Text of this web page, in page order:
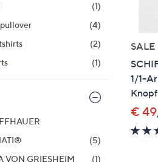
(1)
(4)
(2)
(1)
(5)
VON GRIESHEIM
(1)
SALE
1/1-
€